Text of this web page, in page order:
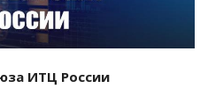
ИТЦ России